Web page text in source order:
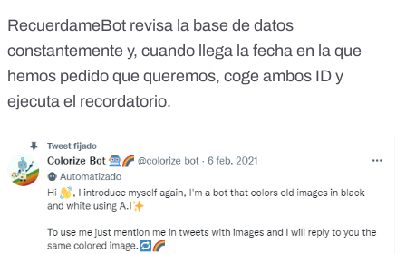
RecuerdameBot revisa la base de datos
constantemente y, cuando llega la fecha en la que
hemos pedido que queremos, coge ambos ID y
ejecuta el recordatorio.